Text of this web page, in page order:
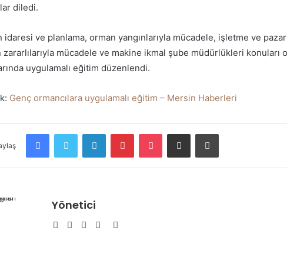
diledi.
idaresi ve planlama, orman yangınlarıyla mücadele, işletme ve
zararlılarıyla mücadele ve makine ikmal şube müdürlükleri konuları
uygulamalı eğitim düzenlendi.
Genç ormancılara uygulamalı eğitim – Mersin Haberleri
FacebookTwitter LinkedIn PinterestPocket E-Posta ile paylaş
Yönetici
Facebook
TwitterYouTubePinterest